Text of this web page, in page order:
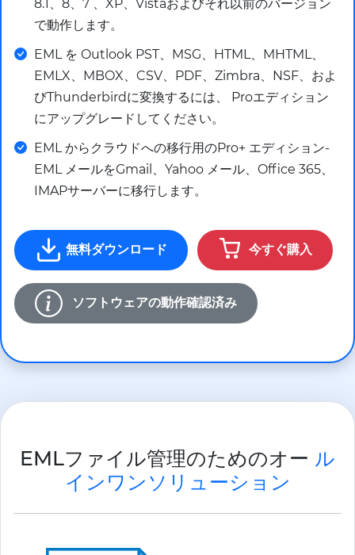
8.1、8、7 、XP、Vistaおよびそれ以前のバージョン
で動作します。
EML を Outlook PST、MSG、HTML、MHTML、
EMLX、MBOX、CSV、PDF、Zimbra、NSF、およ
びThunderbirdに変換するには、 Proエディション
にアップグレードしてください。
EML からクラウドへの移行用のPro+ エディション-
EML メールをGmail、Yahoo メール、Office 365、
IMAPサーバーに移行します。
無料ダウンロード 今すぐ購入
ソフトウェアの動作確認済み
EMLファイル管理のためのオー ル
インワンソリューション